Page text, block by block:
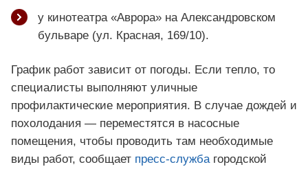
у кинотеатра «Аврора» на Александровском
бульваре (ул. Красная, 169/10).
График работ зависит от погоды. Если тепло, то
специалисты выполняют уличные
профилактические мероприятия. В случае дождей и
похолодания — переместятся в насосные
помещения, чтобы проводить там необходимые
виды работ, сообщает пресс-службагородской